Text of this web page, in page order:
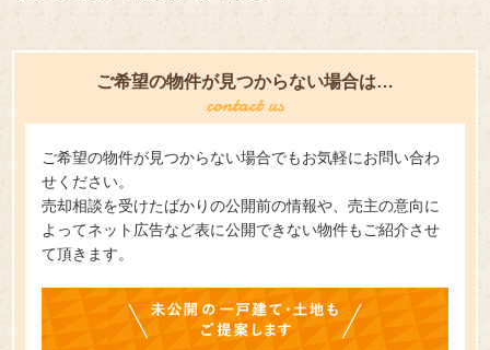
ご希望の物件が見つからない場合は…
ご希望の物件が見つからない場合でもお気軽にお問い合わ
せください。
売却相談を受けたばかりの公開前の情報や、売主の意向に
よってネット広告など表に公開できない物件もご紹介させ
て頂きます。